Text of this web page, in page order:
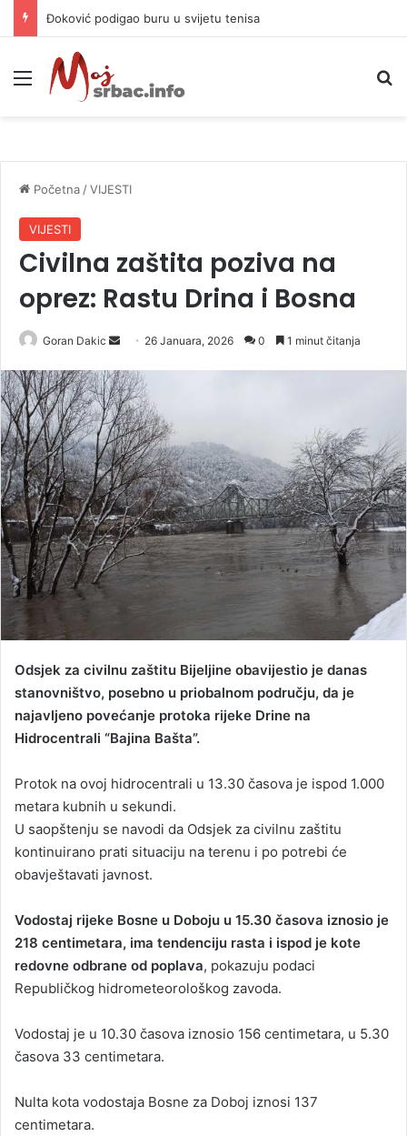
APIF izgubio spor sa komšijama, mora platiti 10.000 KM
Meni
Početna /VIJESTI
VIJESTI
Civilna zaštita poziva na
oprez: Rastu Drina i Bosna
Goran Dakic
n
d
a
n
e
m
a
i
l
26 Januara, 2026 0 1 minut čitanja
Odsjek za civilnu zaštitu Bijeljine obavijestio je danas
stanovništvo, posebno u priobalnom području, da je
najavljeno povećanje protoka rijeke Drine na
Hidrocentrali “Bajina Bašta”.
Protok na ovoj hidrocentrali u 13.30 časova je ispod 1.000
metara kubnih u sekundi.
U saopštenju se navodi da Odsjek za civilnu zaštitu
kontinuirano prati situaciju na terenu i po potrebi će
obavještavati javnost.
Vodostaj rijeke Bosne u Doboju u 15.30 časova iznosio je
218 centimetara, ima tendenciju rasta i ispod je kote
redovne odbrane od poplava, pokazuju podaci
Republičkog hidrometeorološkog zavoda.
Vodostaj je u 10.30 časova iznosio 156 centimetara, u 5.30
časova 33 centimetara.
Nulta kota vodostaja Bosne za Doboj iznosi 137
centimetara.